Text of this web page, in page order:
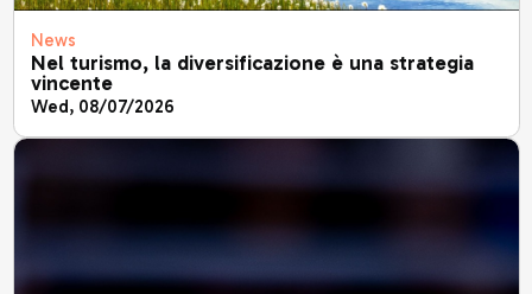
News
Nel turismo, la diversificazione è una strategia
vincente
Wed, 08/07/2026